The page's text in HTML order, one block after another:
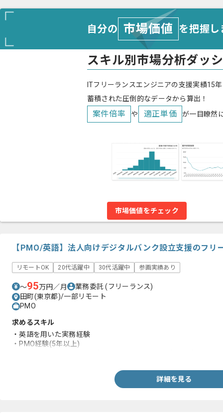
自分の 市場価値 を把握
スキル別市場分析ダッ
ITフリーランスエンジニアの支援実績15
蓄積された圧倒的なデータから算出！
案件倍率 や 適正単価 が一目瞭然
市場価値をチェック
【PMO/英語】法人向けデジタルバンク設立支援のフリ
リモートOK 20代活躍中 30代活躍中 参画実績あり
〜95万円／月 業務委託(フリーランス)
田町(東京都)/一部リモート
PMO
求めるスキル
・英語を用いた実務経験
・PMO経験(5年以上)
詳細を見る